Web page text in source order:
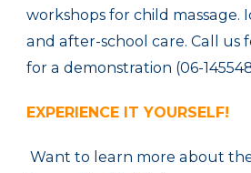
workshops for child massage.
and after-school care. Call us
for a demonstration (06-
EXPERIENCE IT YOURSELF!
Want to l earn more about